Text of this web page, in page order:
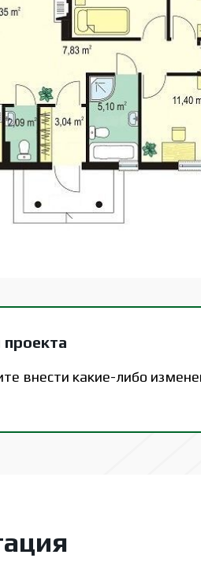
внести какие-либо